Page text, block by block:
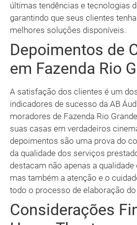
últimas tendências e tecnologias
garantindo que seus clientes
melhores soluções disponíveis.
Depoimentos de
em Fazenda Rio
A satisfação dos clientes é um
indicadores de sucesso da AB
moradores de Fazenda Rio
suas casas em verdadeiros
depoimentos são uma prova do
da qualidade dos serviços
destacam não apenas a
mas também a atenção e o
todo o processo de elaboração
Considerações